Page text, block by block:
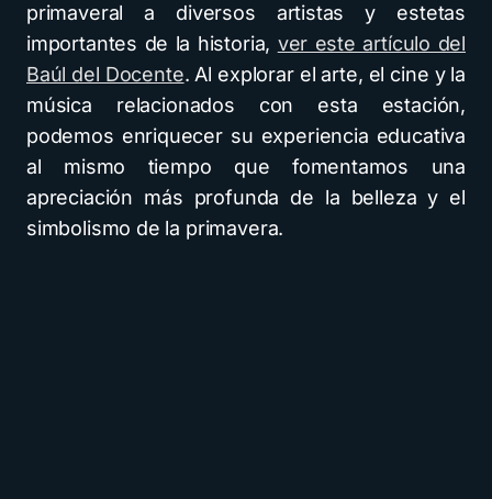
primaveral a diversos artistas y estetas
importantes de la historia, ver este artículo del
Baúl del Docente. Al explorar el arte, el cine y la
música relacionados con esta estación,
podemos enriquecer su experiencia educativa
al mismo tiempo que fomentamos una
apreciación más profunda de la belleza y el
simbolismo de la primavera.